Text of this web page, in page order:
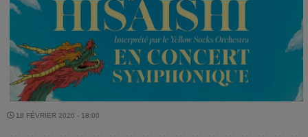
18 FÉVRIER 2026 - 18:00